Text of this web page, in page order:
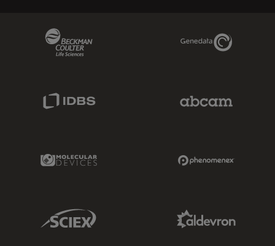
Genedata Link
Molecular Devices Link
Sciex Link